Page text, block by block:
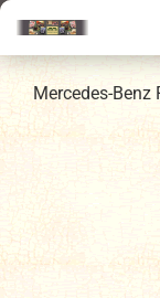
Mercedes-Benz